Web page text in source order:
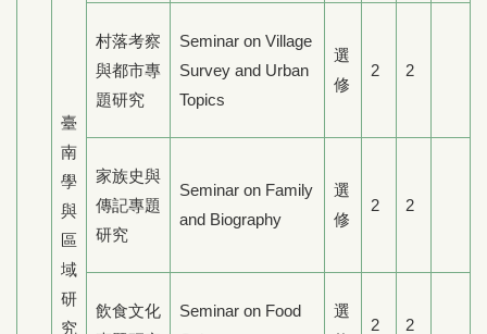
臺
南
學
與
區
域
研
究
村落考察
與都市專
題研究
Seminar on Village
Survey and Urban
Topics
選
修
2 2
家族史與
傳記專題
研究
Seminar on Family
and Biography
選
修
2 2
飲食文化
Seminar on Food
選
2 2